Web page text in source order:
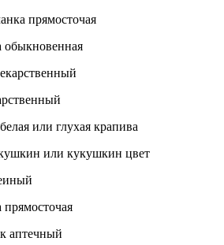
прямосточая
или глухая крапива
или кукушкин цвет
аптечный